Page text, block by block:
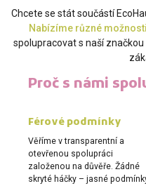
Chcete se stát součástí
Nabízíme různé
spolupracovat s naší
Proč s námi
Férové podmínky
Věříme v transparentní a
otevřenou spolupráci
založenou na důvěře. Žádné
skryté háčky – jasné